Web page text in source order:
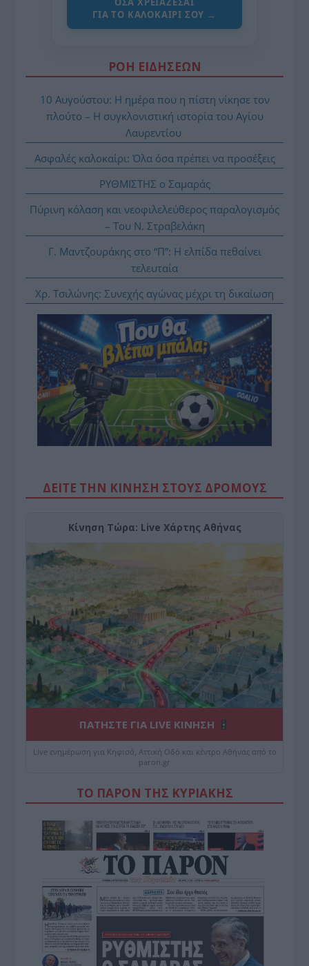
ΓΙΑ ΤΟ ΚΑΛΟΚΑΊΡΙ ΣΟΥ →
ΡΟΗ ΕΙΔΗΣΕΩΝ
10 Αυγούστου: Η ημέρα που η πίστη νίκησε τον
πλούτο – Η συγκλονιστική ιστορία του Αγίου
Λαυρεντίου
Ασφαλές καλοκαίρι: Όλα όσα πρέπει να προσέξεις
ΡΥΘΜΙΣΤΗΣ ο Σαμαράς
Πύρινη κόλαση και νεοφιλελεύθερος παραλογισμός
– Του Ν. Στραβελάκη
Γ. Μαντζουράκης στο “Π”: Η ελπίδα πεθαίνει
τελευταία
Χρ. Τσιλώνης: Συνεχής αγώνας μέχρι τη δικαίωση
ΔΕΙΤΕ ΤΗΝ ΚΙΝΗΣΗ ΣΤΟΥΣ ΔΡΌΜΟΥΣ
Κίνηση Τώρα: Live Χάρτης Αθήνας
ΠΑΤΗΣΤΕ ΓΙΑ LIVE ΚΙΝΗΣΗ
Live ενημέρωση για Κηφισό, Αττική Οδό και κέντρο Αθήνας από το
paron.gr
ΤΟ ΠΑΡΟΝ ΤΗΣ ΚΥΡΙΑΚΗΣ